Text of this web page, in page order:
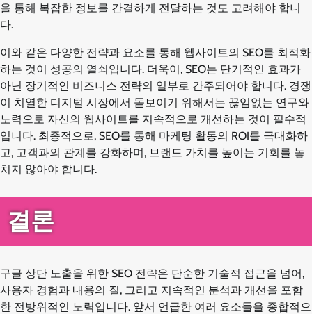
을 통해 복잡한 정보를 간결하게 전달하는 것도 고려해야 합니
다.
이와 같은 다양한 전략과 요소를 통해 웹사이트의 SEO를 최적화
하는 것이 성공의 열쇠입니다. 더욱이, SEO는 단기적인 효과가
아닌 장기적인 비즈니스 전략의 일부로 간주되어야 합니다. 경쟁
이 치열한 디지털 시장에서 돋보이기 위해서는 끊임없는 연구와
노력으로 자신의 웹사이트를 지속적으로 개선하는 것이 필수적
입니다. 최종적으로, SEO를 통해 마케팅 활동의 ROI를 극대화하
고, 고객과의 관계를 강화하며, 브랜드 가치를 높이는 기회를 놓
치지 않아야 합니다.
결론
구글 상단 노출을 위한 SEO 전략은 단순한 기술적 접근을 넘어,
사용자 경험과 내용의 질, 그리고 지속적인 분석과 개선을 포함
한 전방위적인 노력입니다. 앞서 언급한 여러 요소들을 종합적으